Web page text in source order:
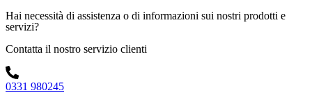
Hai necessità di assistenza o di informazioni sui nostri prodotti e
servizi?
Contatta il nostro servizio clienti
0331 980245